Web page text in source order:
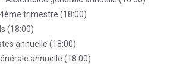
trimestre (18:00)
(18:00)
annuelle (18:00)
annuelle (18:00)